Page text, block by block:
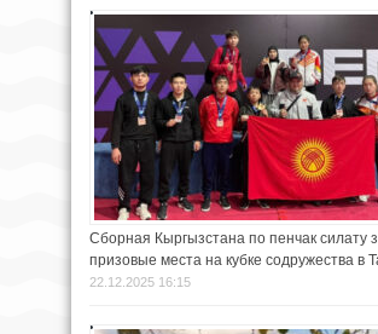
Сборная Кыргызстана по пенчак силату
призовые места на кубке содружества в
22.12.2025 16:15